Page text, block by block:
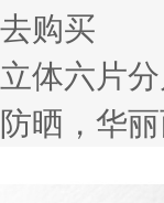
去购买
立体六片
防晒，华